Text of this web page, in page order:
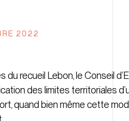
2022
recueil Lebon, le Conseil
des limites territoriales
quand bien même cette